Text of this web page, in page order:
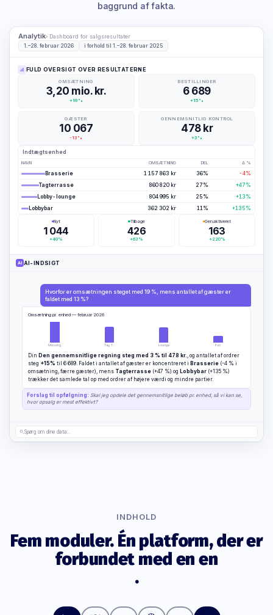
baggrund af fakta.
Analytik› Dashboard for salgsresultater
1.–28. februar 2026 i forhold til 1.–28. februar 2025
FULD OVERSIGT OVER RESULTATERNE
OMSÆTNING
3,20 mio. kr.
+19%
BESTILLINGER
6 689
+15%
GÆSTER
10 067
-13%
GENNEMSNITLIG KONTROL
478 kr
+3%
Indtægtsenhed
NAVN OMSÆTNING DEL Δ %
Brasserie 1 157 863 kr 36%
-4%
Tagterrasse
860 820 kr 27%
+47%
Lobby-lounge
804 995 kr 25%
+13%
Lobbybar
362 302 kr 11% +135%
Nyt
1 044
+40%
Tilbage
426
+63%
Genaktiveret
163
+220%
AI AI-INDSIGT
Hvorfor er omsætningen steget med 19 %, mens antallet af gæster er
faldet med 13 %?
Omsætning pr. enhed — februar 2026
Messing. Tag T. Lounge Pub
Din Den gennemsnitlige regning steg med 3 % til 478 kr. , og antallet af ordrer
steg +15% til 6 689. Faldet i antallet af gæster er koncentreret i Brasserie(-4 % i
omsætning, færre gæster), mens Tagterrasse(+47 %) og Lobbybar(+135 %)
trækker det samlede tal op med ordrer af højere værdi og mindre partier.
Forslag til opfølgning: Skal jeg opdele det gennemsnitlige beløb pr. enhed, så vi kan se,
hvor opsalg er mest effektivt?
Spørg om dine data...
INDHOLD
Fem moduler. Én platform, der er
forbundet med en en
.